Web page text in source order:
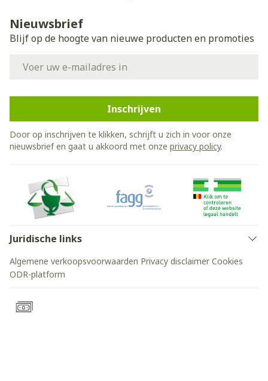
Nieuwsbrief
Blijf op de hoogte van nieuwe producten en promoties
Inschrijven
Door op inschrijven te klikken, schrijft u zich in voor onze
nieuwsbrief en gaat u akkoord met onze privacy policy.
Juridische links
Algemene verkoopsvoorwaarden Privacy disclaimer Cookies
ODR-platform